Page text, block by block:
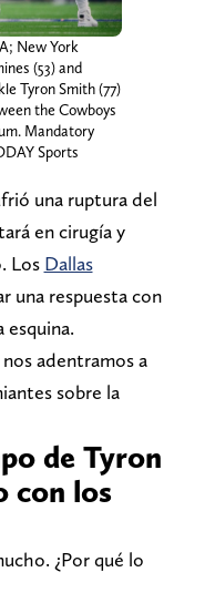
New York
(53) and
Tyron Smith (77)
the Cowboys
Mandatory
Sports
una ruptura del
en cirugía y
Los Dallas
una respuesta con
esquina.
nos adentramos a
sobre la
de Tyron
con los
¿Por qué lo